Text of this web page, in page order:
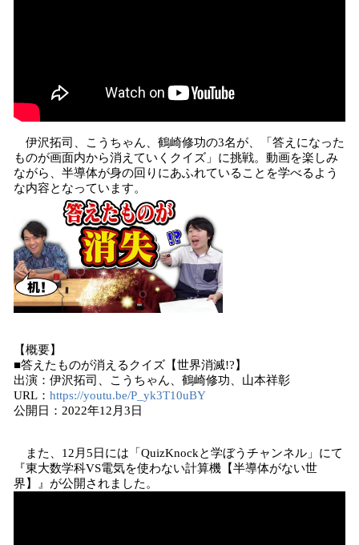
伊沢拓司、こうちゃん、鶴崎修功の3名が、「答えになった
ものが画面内から消えていくクイズ」に挑戦。動画を楽しみ
ながら、半導体が身の回りにあふれていることを学べるよう
な内容となっています。
【概要】
■答えたものが消えるクイズ【世界消滅!?】
出演：伊沢拓司、こうちゃん、鶴崎修功、山本祥彰
URL： https://youtu.be/P_yk3T10uBY
公開日：2022年12月3日
また、12月5日には「QuizKnockと学ぼうチャンネル」にて
『東大数学科VS電気を使わない計算機【半導体がない世
界】』が公開されました。